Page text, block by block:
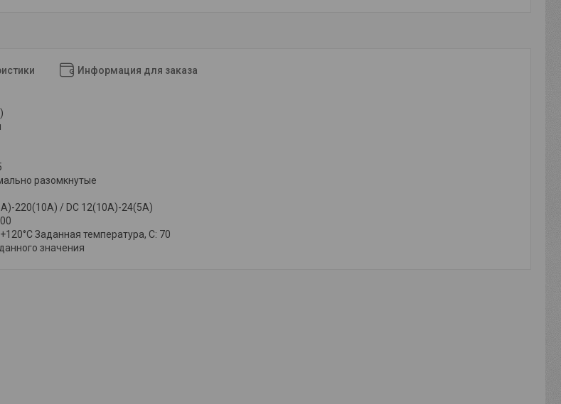
Информация для заказа
разомкнутые
220(10A) / DC 12(10A)-24(5A)
Заданная температура, С: 70
значения